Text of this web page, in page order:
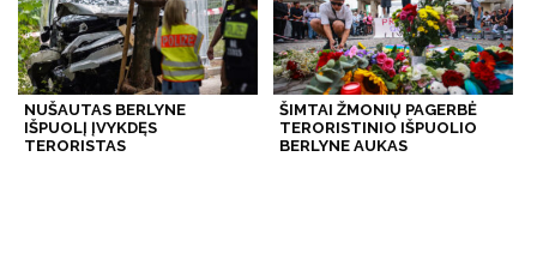
NUŠAUTAS BERLYNE
IŠPUOLĮ ĮVYKDĘS
TERORISTAS
ŠIMTAI ŽMONIŲ PAGERBĖ
TERORISTINIO IŠPUOLIO
BERLYNE AUKAS